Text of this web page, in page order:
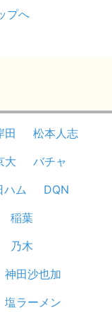
プへ
田
松本人志
大
バチャ
ハム
DQN
稲葉
乃木
神田沙也加
塩ラーメン